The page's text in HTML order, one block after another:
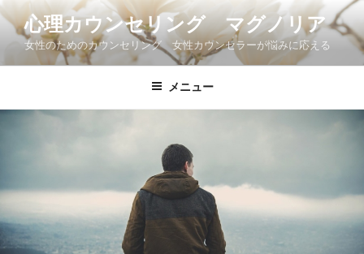
コ
ン
ン
心理カウンセリング マグノリア
女性のためのカウンセリング 女性カウンセラーが悩みに応える
メニュー